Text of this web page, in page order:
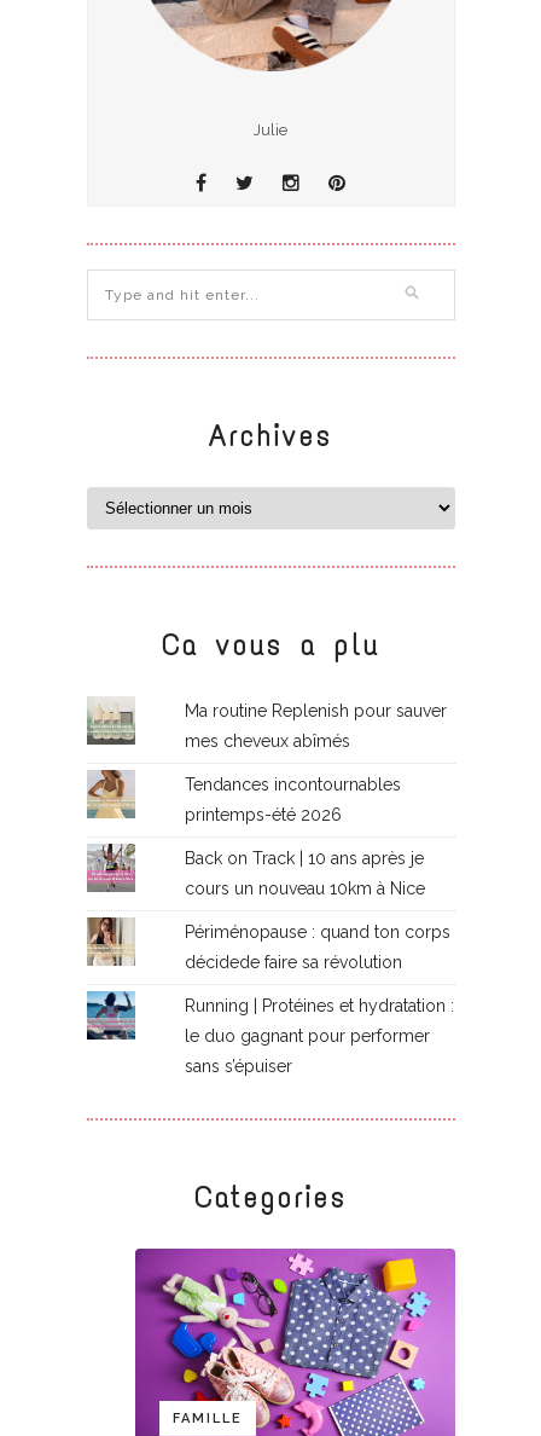
Julie
Archives
Ca vous a plu
Ma routine Replenish pour sauver
mes cheveux abîmés
Tendances incontournables
printemps-été 2026
Back on Track | 10 ans après je
cours un nouveau 10km à Nice
Périménopause : quand ton corps
décidede faire sa révolution
Running | Protéines et hydratation :
le duo gagnant pour performer
sans s’épuiser
Categories
FAMILLE